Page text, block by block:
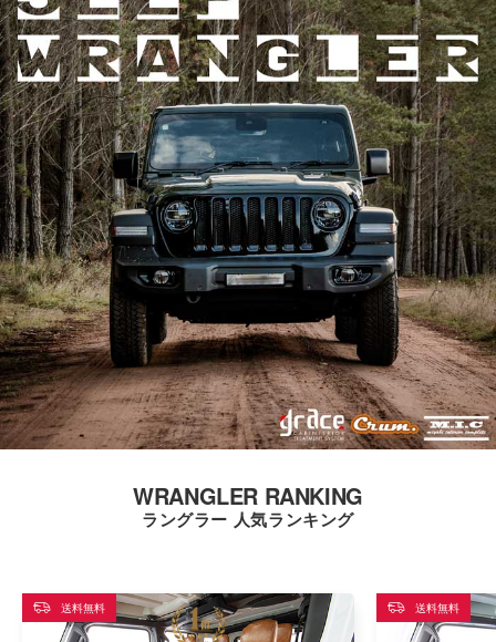
WRANGLER RANKING
ラングラー 人気ランキング
送料無料 送料無料